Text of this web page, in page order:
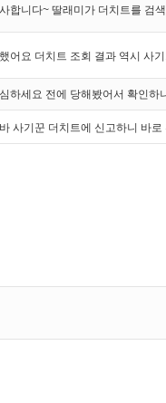
합니다~ 딸래미가 더치트를 검
어요 더치트 조회 결과 역시 사
하세요 전에 당해봤어서 확인하
사기꾼 더치트에 신고하니 바로